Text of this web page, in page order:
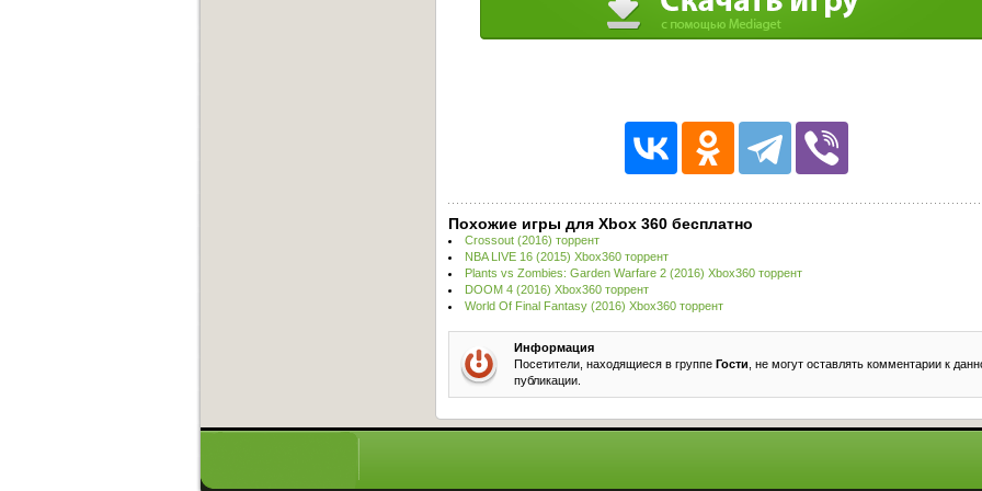
Похожие игры для Xbox 360 бесплатно
Crossout (2016) торрент
NBA LIVE 16 (2015) Xbox360 торрент
Plants vs Zombies: Garden Warfare 2 (2016) Xbox360 торрент
DOOM 4 (2016) Xbox360 торрент
World Of Final Fantasy (2016) Xbox360 торрент
Информация
Посетители, находящиеся в группе Гости , не могут оставлять комментарии к
публикации.